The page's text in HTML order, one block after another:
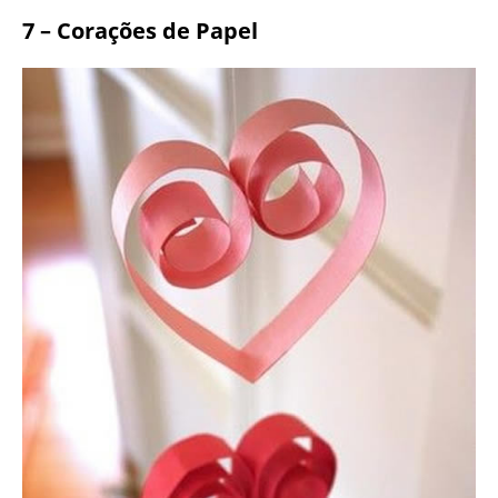
7 – Corações de Papel